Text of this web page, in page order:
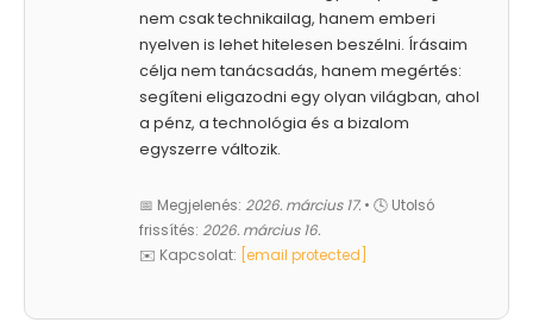
nem csak technikailag, hanem emberi
nyelven is lehet hitelesen beszélni. Írásaim
célja nem tanácsadás, hanem megértés:
segíteni eligazodni egy olyan világban, ahol
a pénz, a technológia és a bizalom
egyszerre változik.
📅 Megjelenés: 2026. március 17. • 🕓 Utolsó
frissítés: 2026. március 16.
✉️ Kapcsolat:
[email protected]